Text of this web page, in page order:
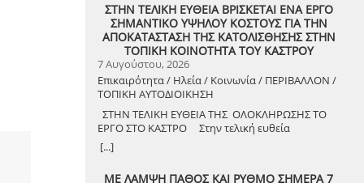
ΣΤΗΝ ΤΕΛΙΚΗ ΕΥΘΕΙΑ ΒΡΙΣΚΕΤΑΙ ΕΝΑ ΕΡΓΟ
ΣΗΜΑΝΤΙΚΟ ΥΨΗΛΟΥ ΚΟΣΤΟΥΣ ΓΙΑ ΤΗΝ
ΑΠΟΚΑΤΑΣΤΑΣΗ ΤΗΣ ΚΑΤΟΛΙΣΘΗΣΗΣ ΣΤΗΝ
ΤΟΠΙΚΗ ΚΟΙΝΟΤΗΤΑ ΤΟΥ ΚΑΣΤΡΟΥ
7 Αυγούστου, 2026
Επικαιρότητα / Ηλεία / Κοινωνία / ΠΕΡΙΒΑΛΛΟΝ /
ΤΟΠΙΚΗ ΑΥΤΟΔΙΟΙΚΗΣΗ
ΣΤΗΝ ΤΕΛΙΚΗ ΕΥΘΕΙΑ ΤΗΣ ΟΛΟΚΛΗΡΩΣΗΣ ΤΟ
ΕΡΓΟ ΣΤΟ ΚΑΣΤΡΟ Στην τελική ευθεία
ολοκλήρωσης βρίσκεται το κρίσιμο έργο
αποκατάστασης της κατολίσθησης στην Τ.Κ.
[...]
ΜΕ ΛΑΜΨΗ ΠΑΘΟΣ ΚΑΙ ΡΥΘΜΟ ΣΗΜΕΡΑ 7